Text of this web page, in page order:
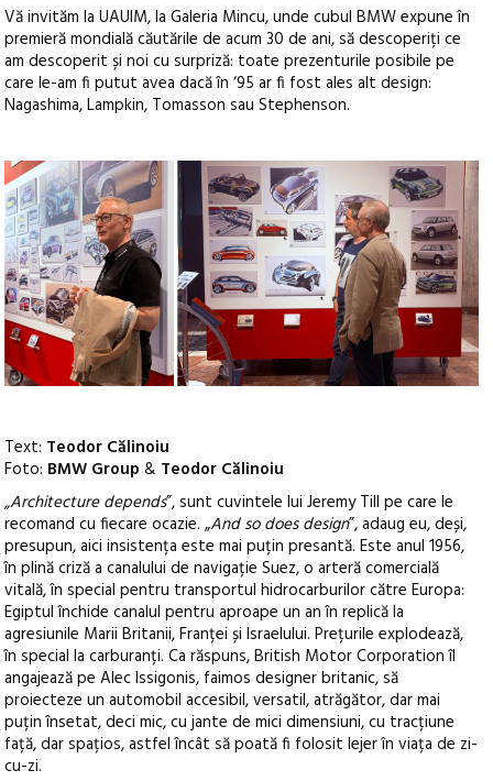
Vă invităm la UAUIM, la Galeria Mincu, unde cubul BMW expune în
premieră mondială căutările de acum 30 de ani, să descoperiți ce
am descoperit și noi cu surpriză: toate prezenturile posibile pe
care le-am fi putut avea dacă în ‘95 ar fi fost ales alt design:
Nagashima, Lampkin, Tomasson sau Stephenson.
Text: Teodor Călinoiu
Foto: BMW Group & Teodor Călinoiu
„Architecture depends”, sunt cuvintele lui Jeremy Till pe care le
recomand cu fiecare ocazie. „And so does design”, adaug eu, deși,
presupun, aici insistența este mai puțin presantă. Este anul 1956,
în plină criză a canalului de navigație Suez, o arteră comercială
vitală, în special pentru transportul hidrocarburilor către Europa:
Egiptul închide canalul pentru aproape un an în replică la
agresiunile Marii Britanii, Franței și Israelului. Prețurile explodează,
în special la carburanți. Ca răspuns, British Motor Corporation îl
angajează pe Alec Issigonis, faimos designer britanic, să
proiecteze un automobil accesibil, versatil, atrăgător, dar mai
puțin însetat, deci mic, cu jante de mici dimensiuni, cu tracțiune
față, dar spațios, astfel încât să poată fi folosit lejer în viața de zi-
cu-zi.